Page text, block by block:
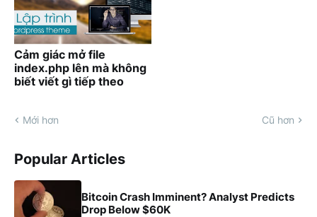
Cảm giác mở file
index.php lên mà không
biết viết gì tiếp theo
Mới hơn Cũ hơn
Popular Articles
Bitcoin Crash Imminent? Analyst Predicts
Drop Below $60K